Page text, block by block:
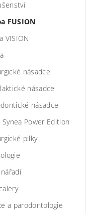
FUSION
VISION
násadce
násadce
násadce
Synea Power Edition
pilky
a parodontologie